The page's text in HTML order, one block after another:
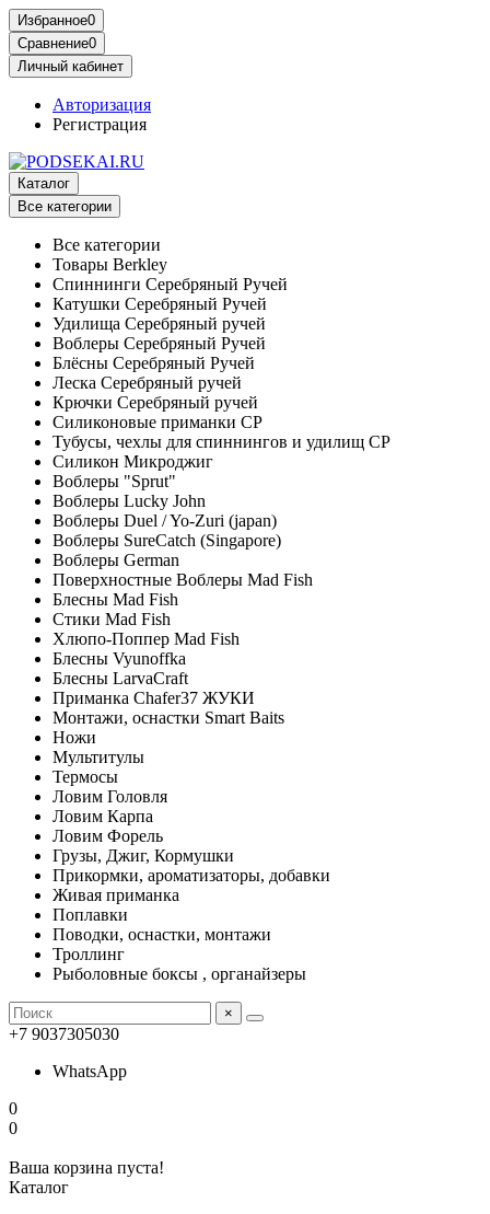
Избранное0
Сравнение0
Личный кабинет
Авторизация
Регистрация
Каталог
Все категории
Все категории
Товары Berkley
Спиннинги Серебряный Ручей
Катушки Серебряный Ручей
Удилища Серебряный ручей
Воблеры Серебряный Ручей
Блёсны Серебряный Ручей
Леска Серебряный ручей
Крючки Серебряный ручей
Силиконовые приманки СР
Тубусы, чехлы для спиннингов и удилищ СР
Силикон Микроджиг
Воблеры "Sprut"
Воблеры Lucky John
Воблеры Duel / Yo-Zuri (japan)
Воблеры SureCatch (Singapore)
Воблеры German
Поверхностные Воблеры Mad Fish
Блесны Mad Fish
Стики Mad Fish
Хлюпо-Поппер Mad Fish
Блесны Vyunoffka
Блесны LarvaCraft
Приманка Chafer37 ЖУКИ
Монтажи, оснастки Smart Baits
Ножи
Мультитулы
Термосы
Ловим Головля
Ловим Карпа
Ловим Форель
Грузы, Джиг, Кормушки
Прикормки, ароматизаторы, добавки
Живая приманка
Поплавки
Поводки, оснастки, монтажи
Троллинг
Рыболовные боксы , органайзеры
×
+7 9037305030
WhatsApp
0
0
Ваша корзина пуста!
Каталог